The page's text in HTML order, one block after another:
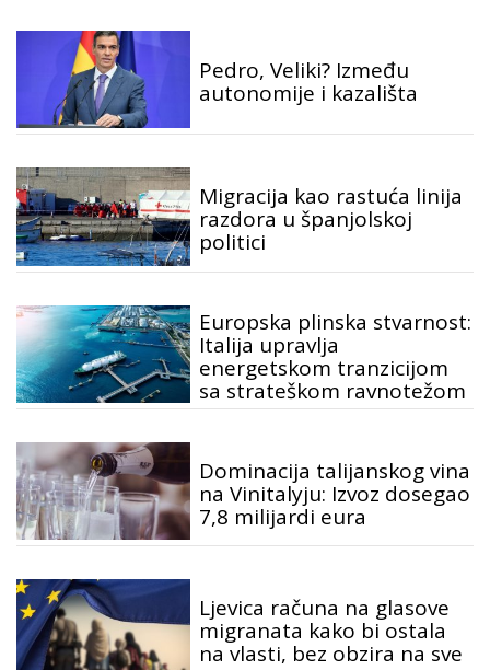
Pedro, Veliki? Između
autonomije i kazališta
Migracija kao rastuća linija
razdora u španjolskoj
politici
Europska plinska stvarnost:
Italija upravlja
energetskom tranzicijom
sa strateškom ravnotežom
Dominacija talijanskog vina
na Vinitalyju: Izvoz dosegao
7,8 milijardi eura
Ljevica računa na glasove
migranata kako bi ostala
na vlasti, bez obzira na sve